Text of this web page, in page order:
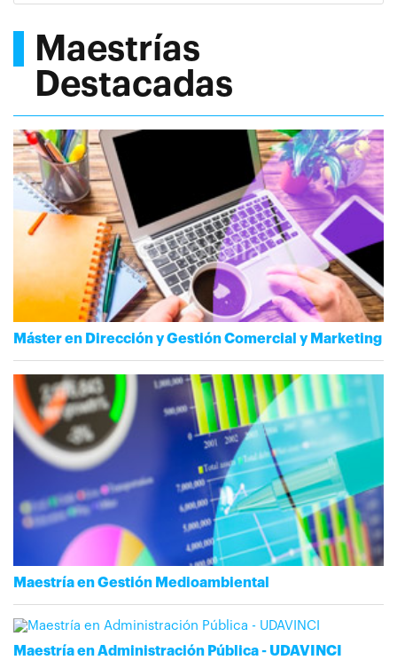
Maestrías
Destacadas
Máster en Dirección y Gestión Comercial y Marketing
Maestría en Gestión Medioambiental
Maestría en Administración Pública - UDAVINCI